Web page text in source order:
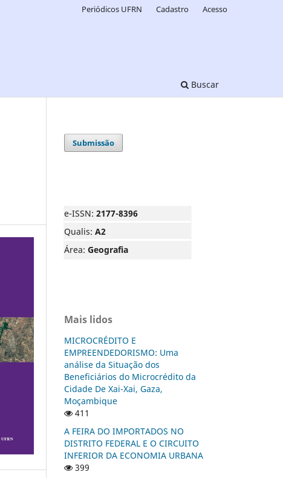
Buscar
Periódicos UFRN Cadastro Acesso
Submissão
e-ISSN: 2177-8396
Qualis: A2
Área: Geografia
Mais lidos
MICROCRÉDITO E
EMPREENDEDORISMO: Uma
análise da Situação dos
Beneficiários do Microcrédito da
Cidade De Xai-Xai, Gaza,
Moçambique
411
A FEIRA DO IMPORTADOS NO
DISTRITO FEDERAL E O CIRCUITO
INFERIOR DA ECONOMIA URBANA
399